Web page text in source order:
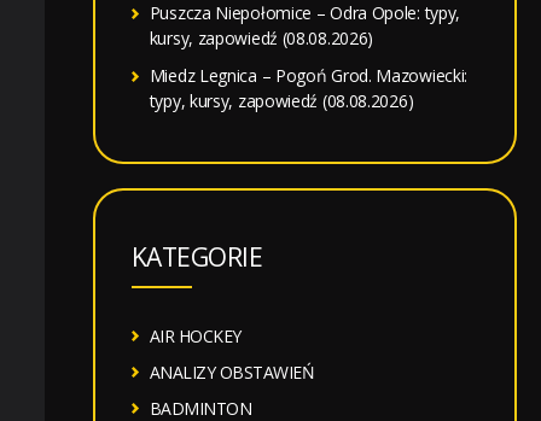
Puszcza Niepołomice – Odra Opole: typy,
kursy, zapowiedź (08.08.2026)
Miedz Legnica – Pogoń Grod. Mazowiecki:
typy, kursy, zapowiedź (08.08.2026)
KATEGORIE
AIR HOCKEY
ANALIZY OBSTAWIEŃ
BADMINTON